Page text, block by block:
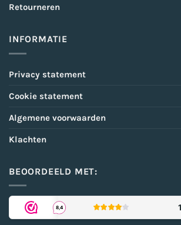
Retourneren
INFORMATIE
Privacy statement
Cookie statement
Algemene voorwaarden
Klachten
BEOORDEELD MET: